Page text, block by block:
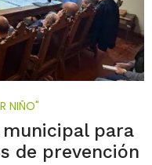
NIÑO"
para
de prevención